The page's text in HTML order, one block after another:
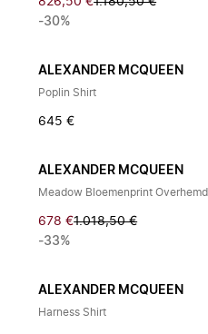
-30%
ALEXANDER MCQUEEN
Poplin Shirt
645 €
ALEXANDER MCQUEEN
Meadow Bloemenprint Overhemd
678 €1.018,50 €
-33%
ALEXANDER MCQUEEN
Harness Shirt